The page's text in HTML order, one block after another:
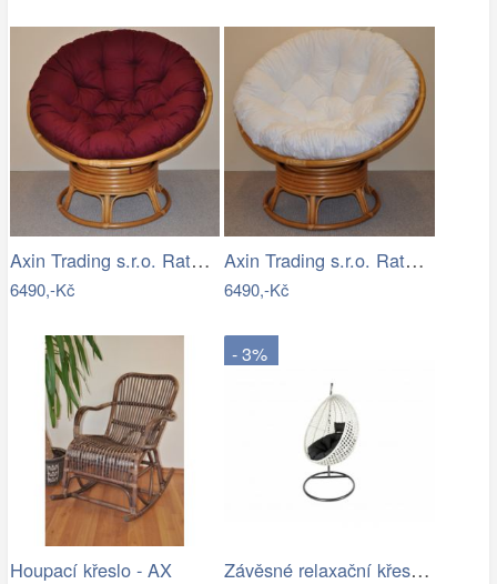
Axin Trading s.r.o. Ratanový papasan…
6490,-Kč
Axin Trading s.r.o. Ratanový papasan…
6490,-Kč
Houpací křeslo - AX
- 3%
Závěsné relaxační křeslo CANDY